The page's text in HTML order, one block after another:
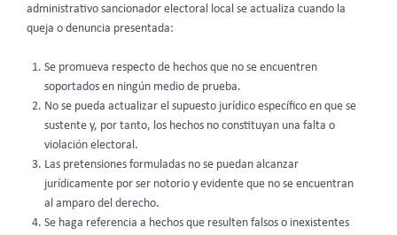
administrativo sancionador electoral local se actualiza cuando la
queja o denuncia presentada:
Se promueva respecto de hechos que no se encuentren
soportados en ningún medio de prueba.
No se pueda actualizar el supuesto jurídico específico en que se
sustente y, por tanto, los hechos no constituyan una falta o
violación electoral.
Las pretensiones formuladas no se puedan alcanzar
jurídicamente por ser notorio y evidente que no se encuentran
al amparo del derecho.
Se haga referencia a hechos que resulten falsos o inexistentes